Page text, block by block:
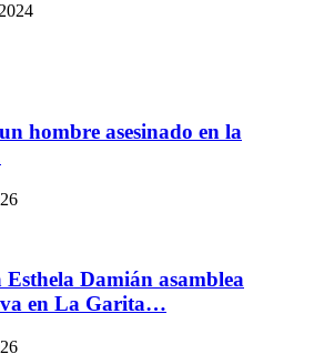
hombre asesinado en la
Esthela Damián asamblea
en La Garita…